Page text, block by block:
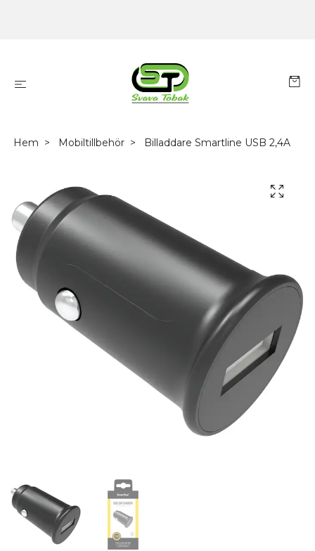
Hem Mobiltillbehör Billaddare Smartline USB 2,4A